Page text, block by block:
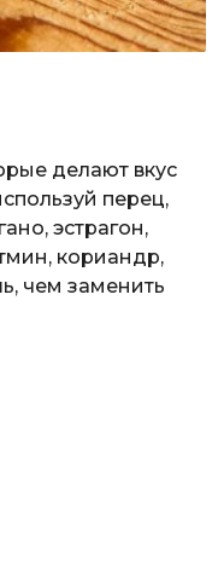
делают вкус
перец,
эстрагон,
кориандр,
чем заменить